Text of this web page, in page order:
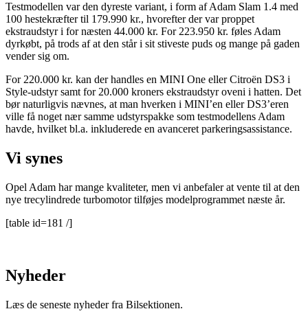
Testmodellen var den dyreste variant, i form af Adam Slam 1.4 med
100 hestekræfter til 179.990 kr., hvorefter der var proppet
ekstraudstyr i for næsten 44.000 kr. For 223.950 kr. føles Adam
dyrkøbt, på trods af at den står i sit stiveste puds og mange på gaden
vender sig om.
For 220.000 kr. kan der handles en MINI One eller Citroën DS3 i
Style-udstyr samt for 20.000 kroners ekstraudstyr oveni i hatten. Det
bør naturligvis nævnes, at man hverken i MINI’en eller DS3’eren
ville få noget nær samme udstyrspakke som testmodellens Adam
havde, hvilket bl.a. inkluderede en avanceret parkeringsassistance.
Vi synes
Opel Adam har mange kvaliteter, men vi anbefaler at vente til at den
nye trecylindrede turbomotor tilføjes modelprogrammet næste år.
[table id=181 /]
Nyheder
Læs de seneste nyheder fra Bilsektionen.